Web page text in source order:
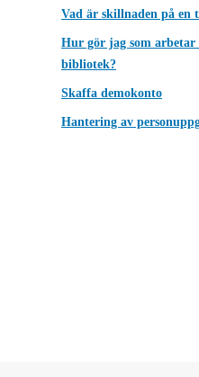
Vad är skillnaden på en
Hur gör jag som arbetar
bibliotek?
Skaffa demokonto
Hantering av